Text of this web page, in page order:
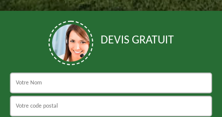
DEVIS GRATUIT